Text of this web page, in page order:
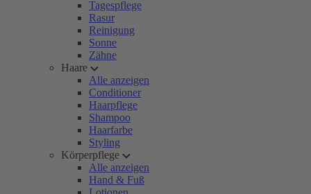
Tagespflege
Rasur
Reinigung
Sonne
Zähne
Haare
Alle anzeigen
Conditioner
Haarpflege
Shampoo
Haarfarbe
Styling
Körperpflege
Alle anzeigen
Hand & Fuß